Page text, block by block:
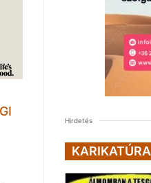
Hirdetés
KARIKATÚRA